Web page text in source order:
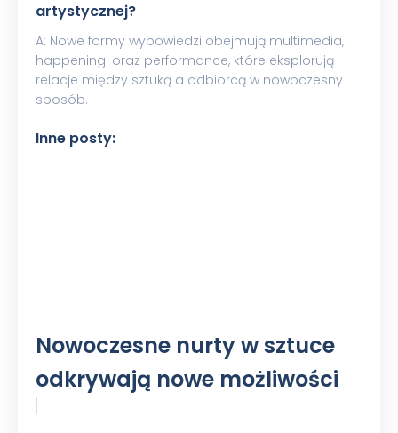
artystycznej?
A: Nowe formy wypowiedzi obejmują multimedia,
happeningi oraz performance, które eksplorują
relacje między sztuką a odbiorcą w nowoczesny
sposób.
Inne posty:
Nowoczesne nurty w sztuce
odkrywają nowe możliwości